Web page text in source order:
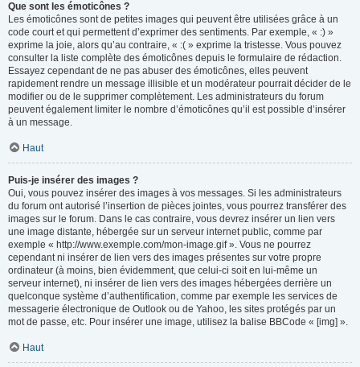
Que sont les émoticônes ?
Les émoticônes sont de petites images qui peuvent être utilisées grâce à un
code court et qui permettent d’exprimer des sentiments. Par exemple, « :) »
exprime la joie, alors qu’au contraire, « :( » exprime la tristesse. Vous pouvez
consulter la liste complète des émoticônes depuis le formulaire de rédaction.
Essayez cependant de ne pas abuser des émoticônes, elles peuvent
rapidement rendre un message illisible et un modérateur pourrait décider de le
modifier ou de le supprimer complètement. Les administrateurs du forum
peuvent également limiter le nombre d’émoticônes qu’il est possible d’insérer
à un message.
Haut
Puis-je insérer des images ?
Oui, vous pouvez insérer des images à vos messages. Si les administrateurs
du forum ont autorisé l’insertion de pièces jointes, vous pourrez transférer des
images sur le forum. Dans le cas contraire, vous devrez insérer un lien vers
une image distante, hébergée sur un serveur internet public, comme par
exemple « http://www.exemple.com/mon-image.gif ». Vous ne pourrez
cependant ni insérer de lien vers des images présentes sur votre propre
ordinateur (à moins, bien évidemment, que celui-ci soit en lui-même un
serveur internet), ni insérer de lien vers des images hébergées derrière un
quelconque système d’authentification, comme par exemple les services de
messagerie électronique de Outlook ou de Yahoo, les sites protégés par un
mot de passe, etc. Pour insérer une image, utilisez la balise BBCode « [img] ».
Haut